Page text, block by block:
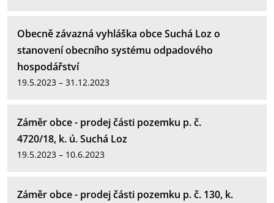
Obecně závazná vyhláška obce Suchá Loz o
stanovení obecního systému odpadového
hospodářství
19.5.2023 – 31.12.2023
Záměr obce - prodej části pozemku p. č.
4720/18, k. ú. Suchá Loz
19.5.2023 – 10.6.2023
Záměr obce - prodej části pozemku p. č. 130, k.